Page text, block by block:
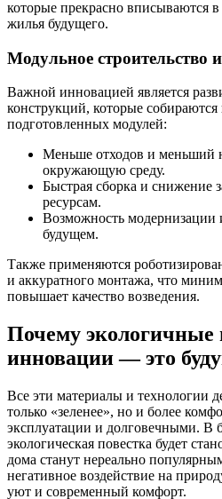
которые прекрасно вписываются
жилья будущего.
Модульное строительство
Важной инновацией является
конструкций, которые собираются
подготовленных модулей:
Меньше отходов и меньший
окружающую среду.
Быстрая сборка и снижение
ресурсам.
Возможность модернизации
будущем.
Также применяются
и аккуратного монтажа, что
повышает качество возведения.
Почему экологичные
инновации — это
Все эти материалы и технологии
только «зеленее», но и более
эксплуатации и долговечными. В
экологическая повестка будет
дома станут нереально
негативное воздействие на
уют и современный комфорт.